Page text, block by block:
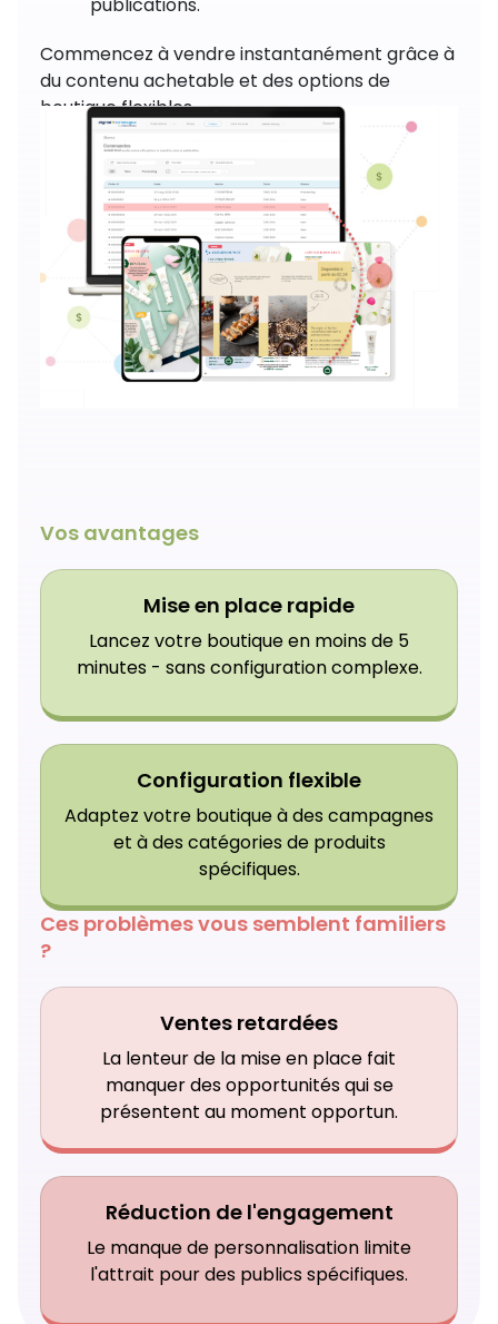
publications.
Commencez à vendre instantanément grâce à
du contenu achetable et des options de
boutique flexibles.
Vos avantages
Mise en place rapide
Lancez votre boutique en moins de 5
minutes - sans configuration complexe.
Configuration flexible
Adaptez votre boutique à des campagnes
et à des catégories de produits
spécifiques.
Ces problèmes vous semblent familiers
?
Ventes retardées
La lenteur de la mise en place fait
manquer des opportunités qui se
présentent au moment opportun.
Réduction de l'engagement
Le manque de personnalisation limite
l'attrait pour des publics spécifiques.